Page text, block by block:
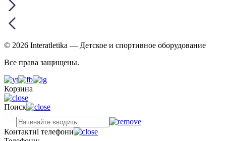
© 2026 Interatletika — Детское и спортивное оборудование
Все права защищены.
Корзина
Поиск
Контактні телефони